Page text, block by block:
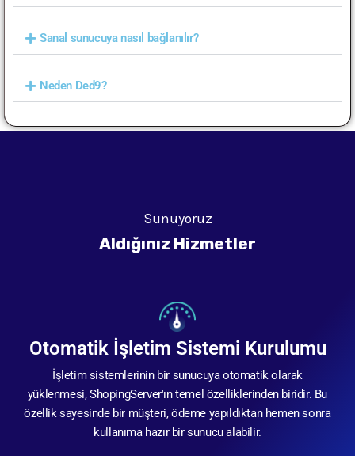
Sanal sunucuya nasıl bağlanılır?
Neden Ded9?
Sunuyoruz
Aldığınız Hizmetler
Otomatik İşletim Sistemi Kurulumu
İşletim sistemlerinin bir sunucuya otomatik olarak
yüklenmesi, ShopingServer'ın temel özelliklerinden biridir. Bu
özellik sayesinde bir müşteri, ödeme yapıldıktan hemen sonra
kullanıma hazır bir sunucu alabilir.